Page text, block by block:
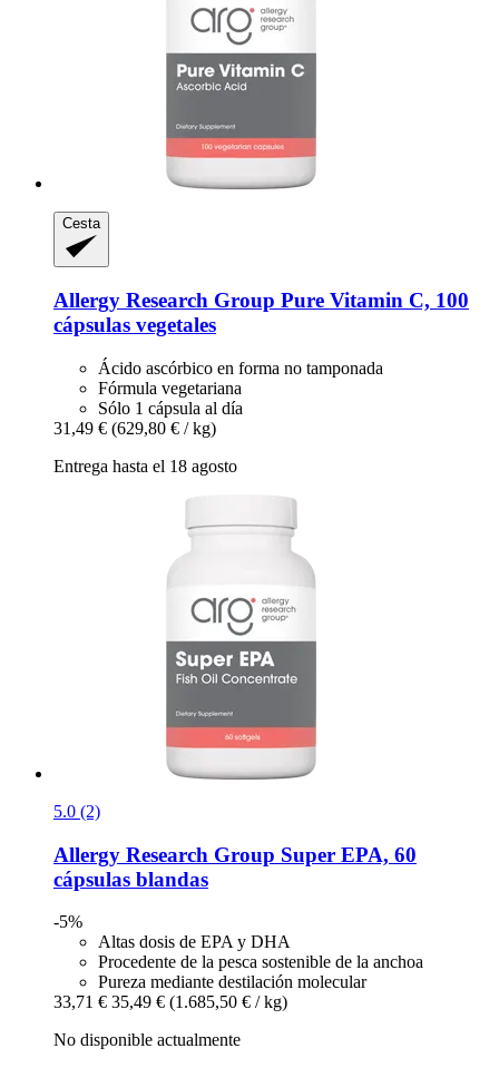
Cesta
Allergy Research Group Pure Vitamin C, 100
cápsulas vegetales
Ácido ascórbico en forma no tamponada
Fórmula vegetariana
Sólo 1 cápsula al día
31,49 € (629,80 € / kg)
Entrega hasta el 18 agosto
5.0 (2)
Allergy Research Group Super EPA, 60
cápsulas blandas
-5%
Altas dosis de EPA y DHA
Procedente de la pesca sostenible de la anchoa
Pureza mediante destilación molecular
33,71 € 35,49 € (1.685,50 € / kg)
No disponible actualmente